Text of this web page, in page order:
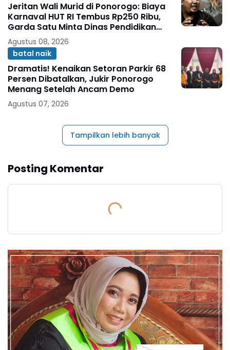
Jeritan Wali Murid di Ponorogo: Biaya
Karnaval HUT RI Tembus Rp250 Ribu,
Garda Satu Minta Dinas Pendidikan
Turun Tangan
Agustus 08, 2026
batal naik
Dramatis! Kenaikan Setoran Parkir 68
Persen Dibatalkan, Jukir Ponorogo
Menang Setelah Ancam Demo
Agustus 07, 2026
Tampilkan lebih banyak
Posting Komentar